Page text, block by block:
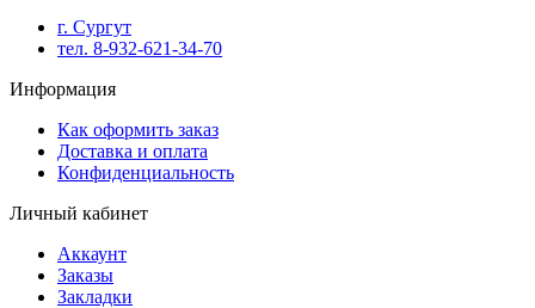
г. Сургут
тел. 8-932-621-34-70
Информация
Как оформить заказ
Доставка и оплата
Конфиденциальность
Личный кабинет
Аккаунт
Заказы
Закладки